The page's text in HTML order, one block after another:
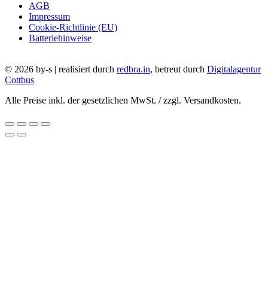
AGB
Impressum
Cookie-Richtlinie (EU)
Batteriehinweise
© 2026 by-s | realisiert durch redbra.in, betreut durch Digitalagentur
Cottbus
Alle Preise inkl. der gesetzlichen MwSt. / zzgl. Versandkosten.